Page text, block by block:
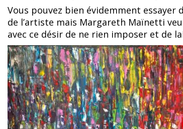
Vous pouvez bien évidemment
de l’artiste mais Margareth Maïnetti
avec ce désir de ne rien imposer et de